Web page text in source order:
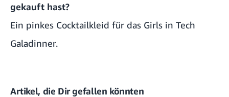
gekauft hast?
Ein pinkes Cocktailkleid für das Girls in Tech
Galadinner.
Artikel, die Dir gefallen könnten